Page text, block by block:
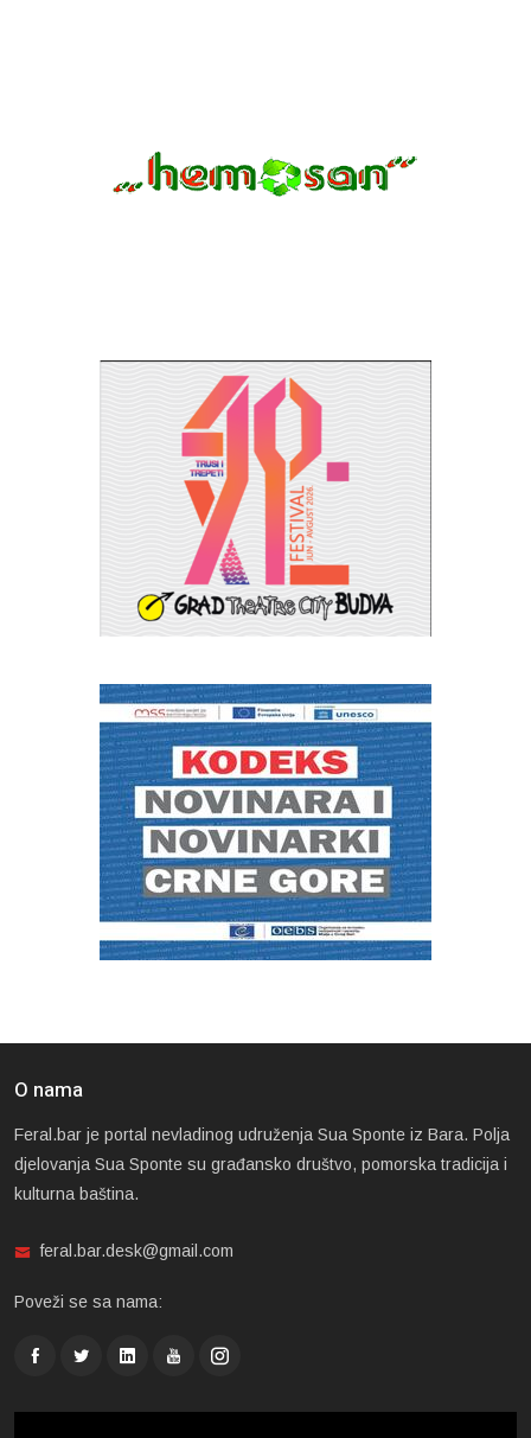
O nama
Feral.bar je portal nevladinog udruženja Sua Sponte iz Bara. Polja
djelovanja Sua Sponte su građansko društvo, pomorska tradicija i
kulturna baština.
feral.bar.desk@gmail.com
Poveži se sa nama: